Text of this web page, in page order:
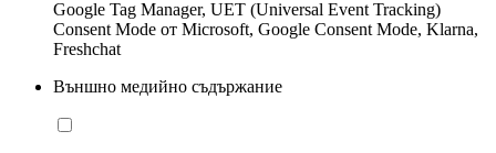
Google Tag Manager, UET (Universal Event Tracking)
Consent Mode от Microsoft, Google Consent Mode, Klarna,
Freshchat
Външно медийно съдържание